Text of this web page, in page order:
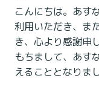
こんにちは。あす
利用いただき、ま
き、心より感謝申
もちまして、あす
えることとなりま